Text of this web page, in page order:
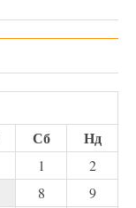
Сб Нд
1
2
8
9